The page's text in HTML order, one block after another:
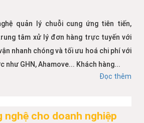
quản lý chuỗi cung ứng tiên tiến,
tâm xử lý đơn hàng trực tuyến với
nhanh chóng và tối ưu hoá chi phí với
như GHN, Ahamove... Khách hàng...
Đọc thêm
nghệ cho doanh nghiệp